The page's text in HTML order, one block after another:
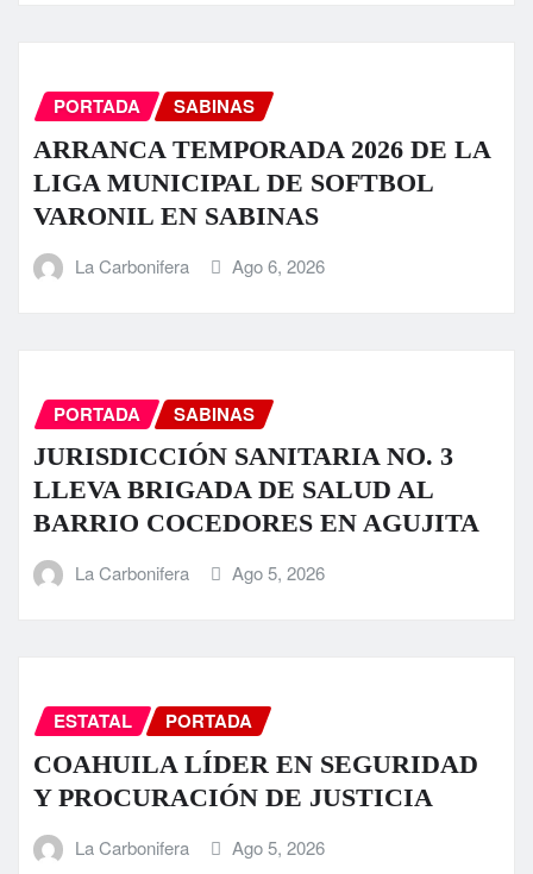
PORTADA SABINAS
ARRANCA TEMPORADA 2026 DE LA
LIGA MUNICIPAL DE SOFTBOL
VARONIL EN SABINAS
La Carbonifera Ago 6, 2026
PORTADA SABINAS
JURISDICCIÓN SANITARIA NO. 3
LLEVA BRIGADA DE SALUD AL
BARRIO COCEDORES EN AGUJITA
La Carbonifera Ago 5, 2026
ESTATAL PORTADA
COAHUILA LÍDER EN SEGURIDAD
Y PROCURACIÓN DE JUSTICIA
La Carbonifera Ago 5, 2026